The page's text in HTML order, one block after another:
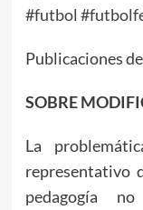
#futbol
Publicaciones
SOBRE
La
representativo
pedagogía